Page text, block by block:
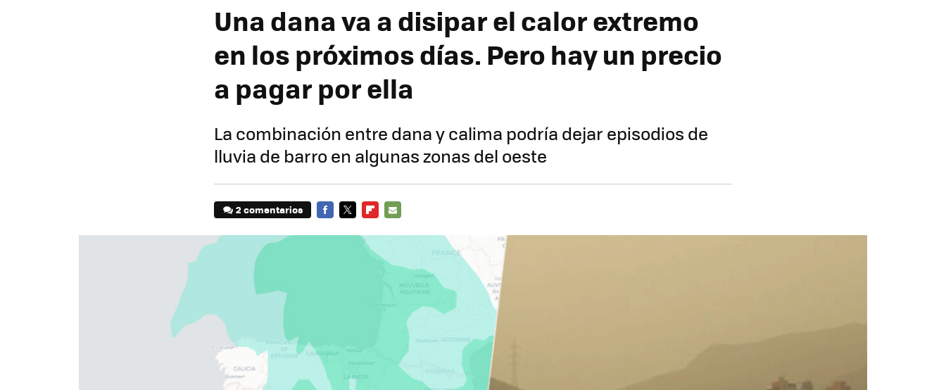
Una dana va a disipar el calor extremo
en los próximos días. Pero hay un precio
a pagar por ella
La combinación entre dana y calima podría dejar episodios de
lluvia de barro en algunas zonas del oeste
2 comentarios